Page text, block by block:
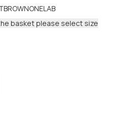
basket please select size